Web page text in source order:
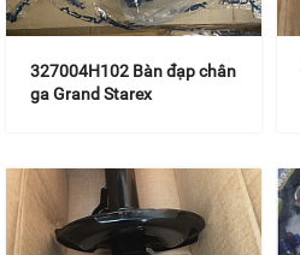
327004H102 Bàn đạp chân
ga Grand Starex